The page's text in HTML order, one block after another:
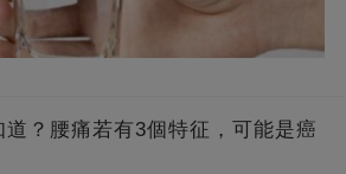
？腰痛若有3個特征，可能是癌